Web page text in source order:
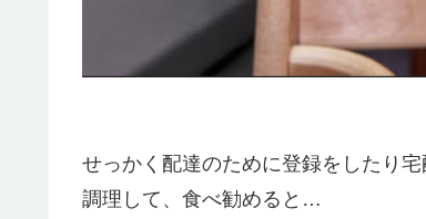
せっかく配達のために登録をしたり
調理して、食べ勧めると…